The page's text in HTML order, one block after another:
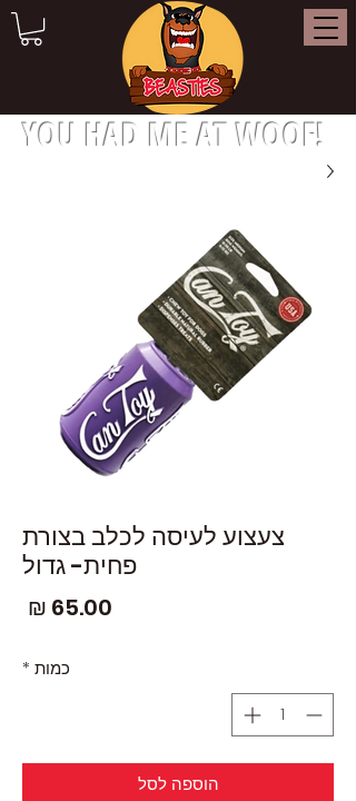
YOU HAD ME AT WOOF!
צעצוע לעיסה לכלב בצורת
פחית- גדול
כמות *
הוספה לסל